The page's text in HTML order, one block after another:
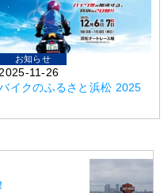
お知らせ
2025-11-26
イクのふるさと浜松 2025